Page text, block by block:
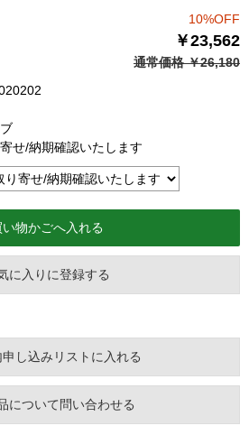
10%OFF
￥23,562
通常価格 ￥26,180
せ/納期確認いたします
に入りに登録する
について問い合わせる